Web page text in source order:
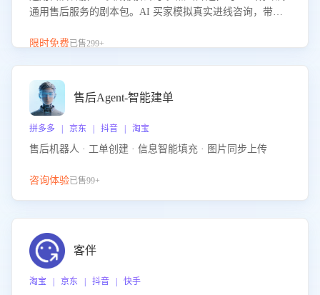
通用售后服务的剧本包。AI 买家模拟真实进线咨询，带您
的应对要点，轻松提升服务能力。
限时免费已售299+
售后Agent-智能建单
拼多多 | 京东 | 抖音 | 淘宝
售后机器人 · 工单创建 · 信息智能填充 · 图片同步上传
咨询体验已售99+
客伴
淘宝 | 京东 | 抖音 | 快手